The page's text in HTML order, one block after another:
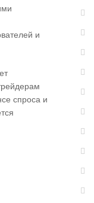
и
спроса и